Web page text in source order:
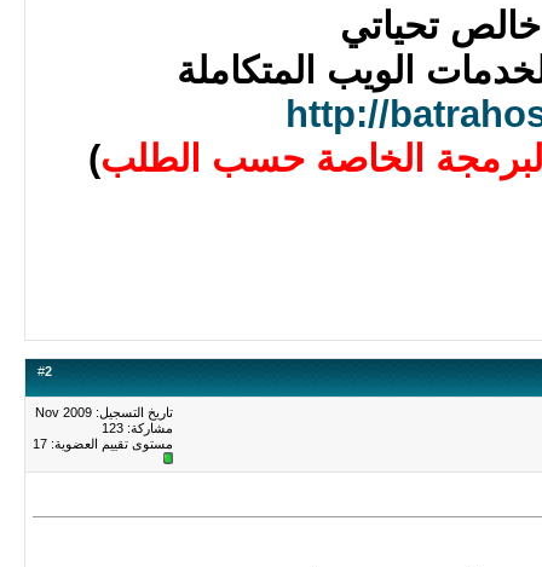
تحياتي
الويب المتكاملة
http://
الخاصة حسب الطلب)
#2
تاريخ التسجيل: Nov 2009
مشاركة: 123
مستوى تقييم العضوية: 17